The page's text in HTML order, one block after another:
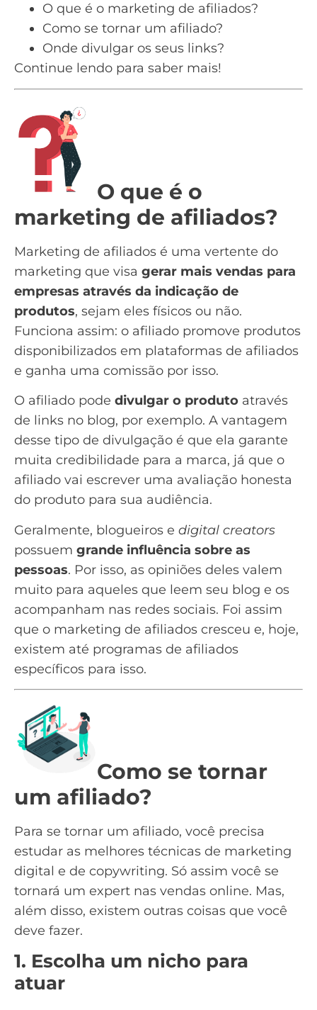
O que é o marketing de afiliados?
Como se tornar um afiliado?
Onde divulgar os seus links?
Continue lendo para saber mais!
O que é o
marketing de afiliados?
Marketing de afiliados é uma vertente do
marketing que visa gerar mais vendas para
empresas através da indicação de
produtos, sejam eles físicos ou não.
Funciona assim: o afiliado promove produtos
disponibilizados em plataformas de afiliados
e ganha uma comissão por isso.
O afiliado pode divulgar o produto através
de links no blog, por exemplo. A vantagem
desse tipo de divulgação é que ela garante
muita credibilidade para a marca, já que o
afiliado vai escrever uma avaliação honesta
do produto para sua audiência.
Geralmente, blogueiros e digital creators
possuem grande influência sobre as
pessoas. Por isso, as opiniões deles valem
muito para aqueles que leem seu blog e os
acompanham nas redes sociais. Foi assim
que o marketing de afiliados cresceu e, hoje,
existem até programas de afiliados
específicos para isso.
Como se tornar
um afiliado?
Para se tornar um afiliado, você precisa
estudar as melhores técnicas de marketing
digital e de copywriting. Só assim você se
tornará um expert nas vendas online. Mas,
além disso, existem outras coisas que você
deve fazer.
1. Escolha um nicho para
atuar